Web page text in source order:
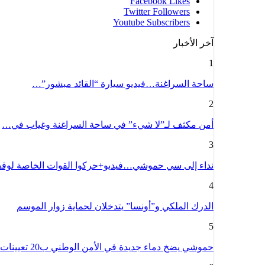
Twitter Followers
Youtube Subscribers
آخر الأخبار
1
ساحة السراغنة…فيديو سيارة “القائد مبشور”…
2
أمن مكثف لـ”لا شيء” في ساحة السراغنة وغياب في…
3
نداء إلى سي حموشي…فيديو+حركوا القوات الخاصة
4
الدرك الملكي و”أونسا” يتدخلان لحماية زوار الموسم
5
حموشي يضخ دماء جديدة في الأمن الوطني ب20 تعيينات ب12 مدينة